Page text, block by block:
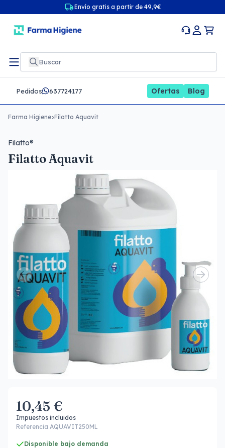
Envío gratis a partir de 49,9€
Pedidos 637724177 Ofertas Blog
Farma Higiene>Filatto Aquavit
Filatto®
Filatto Aquavit
10,45 €
Impuestos incluidos
Referencia AQUAVIT250ML
Disponible bajo demanda